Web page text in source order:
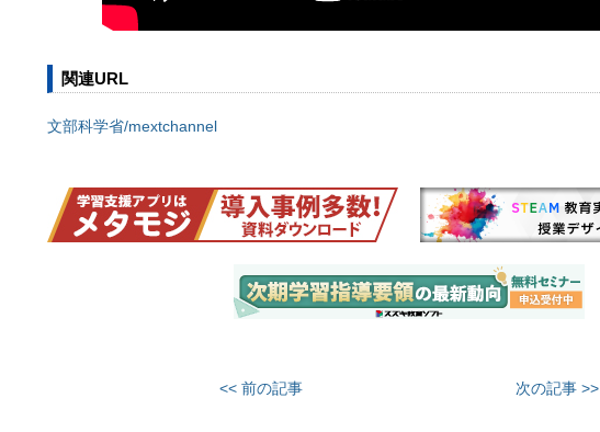
関連URL
文部科学省/mextchannel
<< 前の記事 次の記事 >>